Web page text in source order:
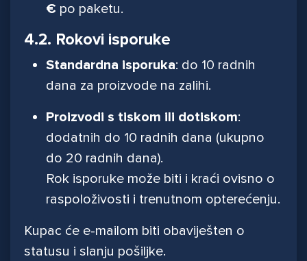
€ po paketu.
4.2. Rokovi isporuke
Standardna isporuka: do 10 radnih
dana za proizvode na zalihi.
Proizvodi s tiskom ili dotiskom:
dodatnih do 10 radnih dana (ukupno
do 20 radnih dana).
Rok isporuke može biti i kraći ovisno o
raspoloživosti i trenutnom opterećenju.
Kupac će e-mailom biti obaviješten o
statusu i slanju pošiljke.